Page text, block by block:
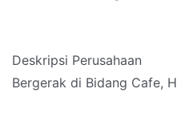
Deskripsi Perusahaan
Bergerak di Bidang Cafe,